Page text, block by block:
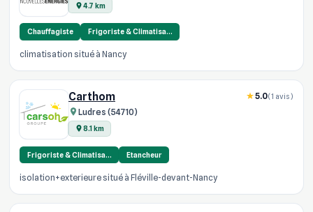
4.7 km
Chauffagiste Frigoriste & Climatisa…
climatisation situé à Nancy
Carthom
Ludres (54710)
8.1 km
5.0(1 avis)
Frigoriste & Climatisa… Etancheur
isolation+exterieure situé à Fléville-devant-Nancy